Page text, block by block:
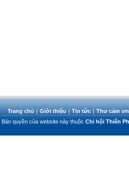
Trang chủ | Giới thiệu | Tin tức | Thư cảm ơn
Bản quyền của website này thuộcChi hội Thiên